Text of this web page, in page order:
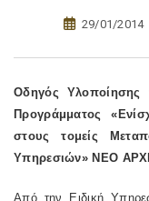
29/01/2014
Οδηγός Υλοποίησης
Προγράμματος
στους τομείς
Υπηρεσιών» ΝΕΟ
Από την Ειδική